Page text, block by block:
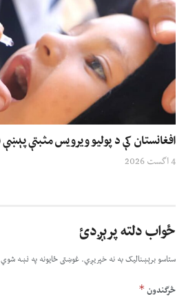
افغانستان کې د پولیو ویرویس مثبتې پېښې ۱۵ ته ورسېدې
4 اگست 2026
ځواب دلته پرېږدئ
ستاسو برېښناليک به نه خپريږي.غوښتى ځایونه په نښه شوي
څرگندون*